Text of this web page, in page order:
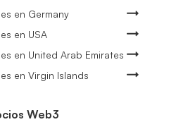
en Germany
en USA
en United Arab Emirates
en Virgin Islands
Web3